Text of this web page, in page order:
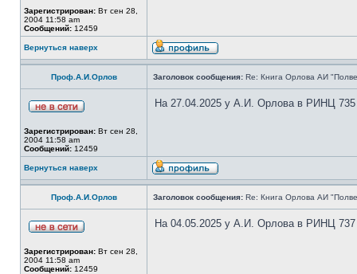
Зарегистрирован: Вт сен 28,
2004 11:58 am
Сообщений: 12459
Вернуться наверх
Проф.А.И.Орлов Заголовок сообщения: Re: Книга Орлова АИ
Зарегистрирован: Вт сен 28,
2004 11:58 am
Сообщений: 12459
На 27.04.2025 у А.И. Орлова в РИНЦ 735
Вернуться наверх
Проф.А.И.Орлов Заголовок сообщения: Re: Книга Орлова АИ
Зарегистрирован: Вт сен 28,
2004 11:58 am
Сообщений: 12459
На 04.05.2025 у А.И. Орлова в РИНЦ 737